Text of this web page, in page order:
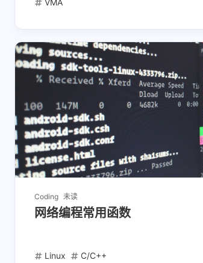
VMA
Coding 未读
网络编程常用函数
Linux C/C++